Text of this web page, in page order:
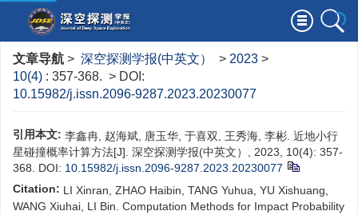
文章导航 > 深空探测学报(中英文） > 2023 >
10(4) : 357-368. > DOI:
10.15982/j.issn.2096-9287.2023.20230077
引用本文: 李鑫冉, 赵海斌, 唐玉华, 于喜双, 王秀海, 李彬. 近地小行
星碰撞概率计算方法[J]. 深空探测学报(中英文）, 2023, 10(4): 357-
368. DOI: 10.15982/j.issn.2096-9287.2023.20230077
Citation: LI Xinran, ZHAO Haibin, TANG Yuhua, YU Xishuang,
WANG Xiuhai, LI Bin. Computation Methods for Impact Probability